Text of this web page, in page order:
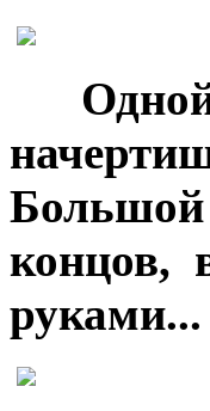
концов,
руками...